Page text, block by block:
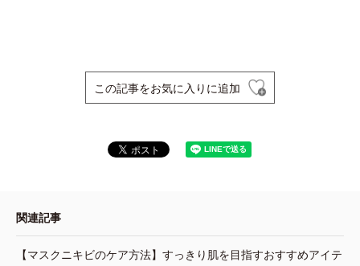
この記事をお気に入りに追加
関連記事
【マスクニキビのケア方法】すっきり肌を目指すおすすめアイテ